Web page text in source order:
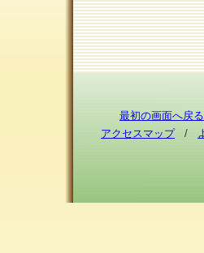
最初の画面へ戻る
アクセスマップ/